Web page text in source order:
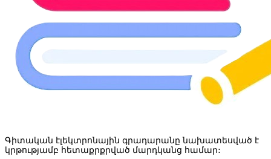
Գիտական էլեկտրոնային գրադարանը նախատեսված է
կրթությամբ հետաքրքրված մարդկանց համար: